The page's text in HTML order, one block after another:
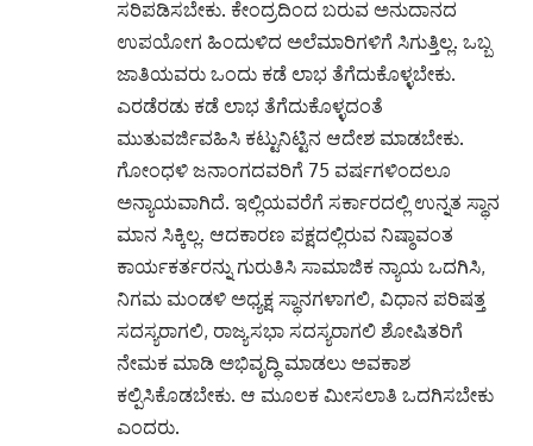
ಸರಿಪಡಿಸಬೇಕು. ಕೇಂದ್ರದಿಂದ ಬರುವ ಅನುದಾನದ
ಉಪಯೋಗ ಹಿಂದುಳಿದ ಅಲೆಮಾರಿಗಳಿಗೆ ಸಿಗುತ್ತಿಲ್ಲ. ಒಬ್ಬ
ಜಾತಿಯವರು ಒಂದು ಕಡೆ ಲಾಭ ತೆಗೆದುಕೊಳ್ಳಬೇಕು.
ಎರಡೆರಡು ಕಡೆ ಲಾಭ ತೆಗೆದುಕೊಳ್ಳದಂತೆ
ಮುತುವರ್ಜಿವಹಿಸಿ ಕಟ್ಟುನಿಟ್ಟಿನ ಆದೇಶ ಮಾಡಬೇಕು.
ಗೋಂಧಳಿ ಜನಾಂಗದವರಿಗೆ 75 ವರ್ಷಗಳಿಂದಲೂ
ಅನ್ಯಾಯವಾಗಿದೆ. ಇಲ್ಲಿಯವರೆಗೆ ಸರ್ಕಾರದಲ್ಲಿ ಉನ್ನತ ಸ್ಥಾನ
ಮಾನ ಸಿಕ್ಕಿಲ್ಲ. ಆದಕಾರಣ ಪಕ್ಷದಲ್ಲಿರುವ ನಿಷ್ಠಾವಂತ
ಕಾರ್ಯಕರ್ತರನ್ನು ಗುರುತಿಸಿ ಸಾಮಾಜಿಕ ನ್ಯಾಯ ಒದಗಿಸಿ,
ನಿಗಮ ಮಂಡಳಿ ಅಧ್ಯಕ್ಷ ಸ್ಥಾನಗಳಾಗಲಿ, ವಿಧಾನ ಪರಿಷತ್ತ
ಸದಸ್ಯರಾಗಲಿ, ರಾಜ್ಯಸಭಾ ಸದಸ್ಯರಾಗಲಿ ಶೋಷಿತರಿಗೆ
ನೇಮಕ ಮಾಡಿ ಅಭಿವೃದ್ಧಿ ಮಾಡಲು ಅವಕಾಶ
ಕಲ್ಪಿಸಿಕೊಡಬೇಕು. ಆ ಮೂಲಕ ಮೀಸಲಾತಿ ಒದಗಿಸಬೇಕು
ಎಂದರು.